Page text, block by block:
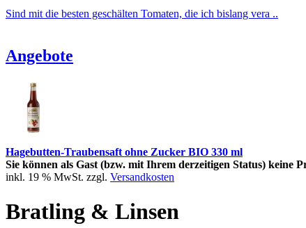
Sind mit die besten geschälten Tomaten, die ich bislang vera ..
Angebote
Hagebutten-Traubensaft ohne Zucker BIO 330 ml
Sie können als Gast (bzw. mit Ihrem derzeitigen Status) keine
inkl. 19 % MwSt. zzgl. Versandkosten
Bratling & Linsen